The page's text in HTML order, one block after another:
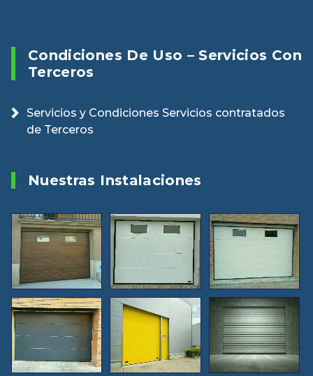
Condiciones De Uso – Servicios Con
Terceros
Servicios y Condiciones Servicios contratados
de Terceros
Nuestras Instalaciones